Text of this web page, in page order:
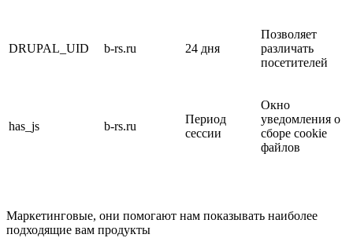
DRUPAL_UID b-rs.ru 24 дня
Позволяет
различать
посетителей
has_js b-rs.ru
Период
сессии
Окно
уведомления о
сборе cookie
файлов
Маркетинговые, они помогают нам показывать наиболее
подходящие вам продукты